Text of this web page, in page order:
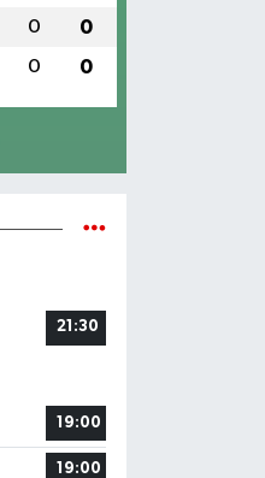
0 0
0 0
21:30
19:00
19:00